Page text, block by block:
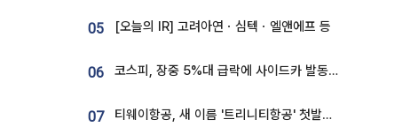
05 [오늘의 IR] 고려아연ㆍ심텍ㆍ엘앤에프 등
06 코스피, 장중 5%대 급락에 사이드카 발동…삼성·SK 동반 폭락
07 티웨이항공, 새 이름 '트리니티항공' 첫발…SSC 전략 본격화